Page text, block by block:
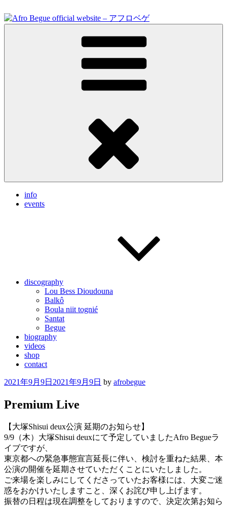
to
content
Afro Begue official website – アフロベゲ
info
events
discography
Lou Bess Dioudouna
Balkô
Boula niit tognié
Santat
Begue
biography
videos
shop
contact
Posted
2021年9月9日 2021年9月9日 by afrobegue
Premium Live
【大塚Shisui deux公演 延期のお知らせ】
9/9（木）大塚Shisui deuxにて予定していましたAfro Begueラ
イブですが、
東京都への緊急事態宣言延長に伴い、検討を重ねた結果、本
公演の開催を延期させていただくことにいたしました。
ご来場を楽しみにしてくださっていたお客様には、大変ご迷
惑をおかけいたしますこと、深くお詫び申し上げます。
振替の日程は現在調整をしておりますので、決定次第お知ら